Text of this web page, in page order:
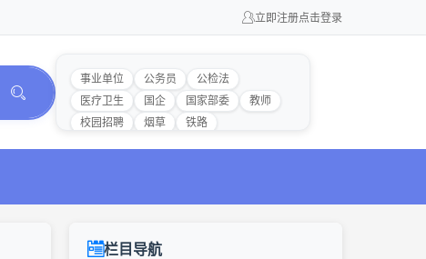
立即注册点击登录
事业单位 公务员
公检法
医疗卫生
国企 国家部委
教师
校园招聘
烟草 铁路
栏目导航